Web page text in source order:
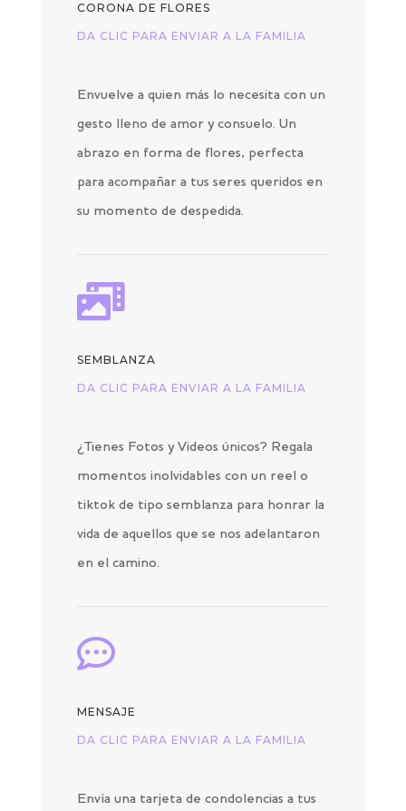
CORONA DE FLORES
DA CLIC PARA ENVIAR A LA FAMILIA
Envuelve a quien más lo necesita con un
gesto lleno de amor y consuelo. Un
abrazo en forma de flores, perfecta
para acompañar a tus seres queridos en
su momento de despedida.

SEMBLANZA
DA CLIC PARA ENVIAR A LA FAMILIA
¿Tienes Fotos y Videos únicos? Regala
momentos inolvidables con un reel o
tiktok de tipo semblanza para honrar la
vida de aquellos que se nos adelantaron
en el camino.

MENSAJE
DA CLIC PARA ENVIAR A LA FAMILIA
Envía una tarjeta de condolencias a tus